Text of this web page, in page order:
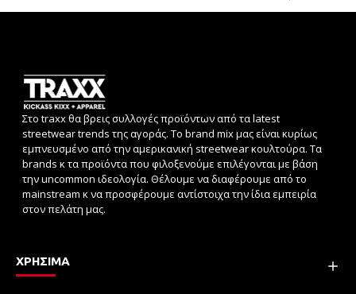
Στο traxx θα βρεις συλλογές προϊόντων από τα latest
streetwear trends της αγοράς. Το brand mix μας είναι κυρίως
εμπνευσμένο από την αμερικανική streetwear κουλτούρα. Τα
brands κ τα προϊόντα που φιλοξενούμε επιλέγονται με βάση
την uncommon ιδεολογία. Θέλουμε να διαφέρουμε από το
mainstream κ να προσφέρουμε αντίστοιχα την ίδια εμπειρία
στον πελάτη μας.
ΧΡΗΣΙΜΑ